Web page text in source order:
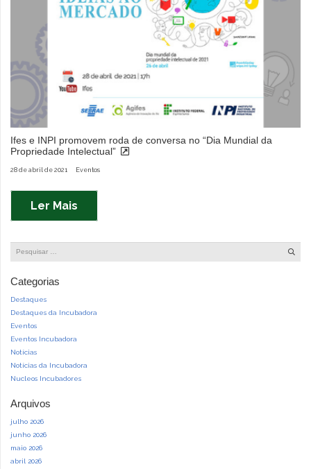
Ifes e INPI promovem roda de conversa no “Dia Mundial da
Propriedade Intelectual”
28 de abril de 2021 Eventos
Ler Mais
Pesquisar
Categorias
Destaques
Destaques da Incubadora
Eventos
Eventos Incubadora
Notícias
Notícias da Incubadora
Nucleos Incubadores
Arquivos
julho 2026
junho 2026
maio 2026
abril 2026